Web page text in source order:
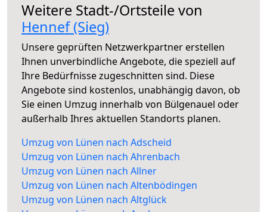
Weitere Stadt-/Ortsteile von
Hennef (Sieg)
Unsere geprüften Netzwerkpartner erstellen
Ihnen unverbindliche Angebote, die speziell auf
Ihre Bedürfnisse zugeschnitten sind. Diese
Angebote sind kostenlos, unabhängig davon, ob
Sie einen Umzug innerhalb von Bülgenauel oder
außerhalb Ihres aktuellen Standorts planen.
Umzug von Lünen nach Adscheid
Umzug von Lünen nach Ahrenbach
Umzug von Lünen nach Allner
Umzug von Lünen nach Altenbödingen
Umzug von Lünen nach Altglück